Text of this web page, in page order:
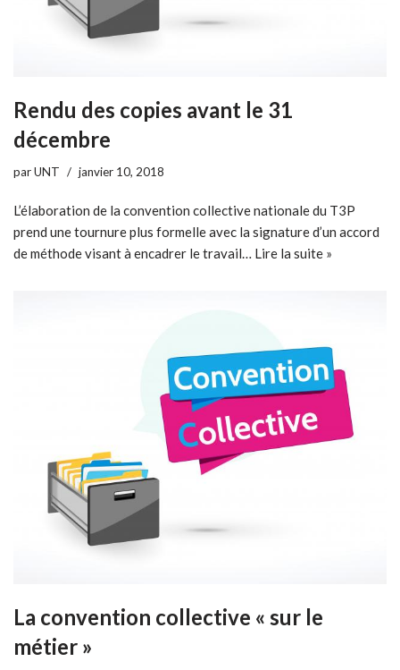
Rendu des copies avant le 31
décembre
parUNT janvier 10, 2018
L’élaboration de la convention collective nationale du T3P
prend une tournure plus formelle avec la signature d’un accord
de méthode visant à encadrer le travail… Lire la suite »
La convention collective « sur le
métier »